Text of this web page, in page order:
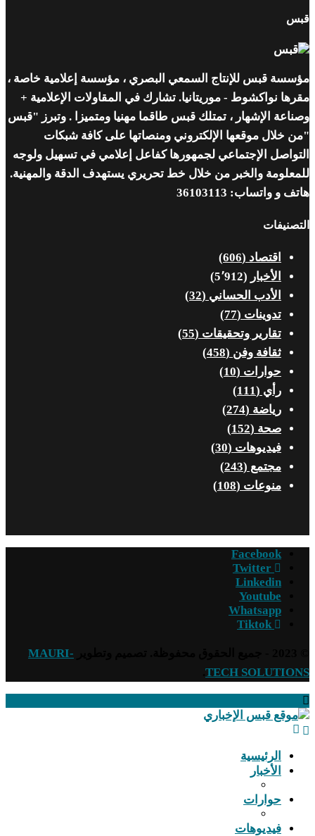
قبس
مؤسسة قبس للإنتاج السمعي البصري ، مؤسسة إعلامية خاصة ،
مقرها نواكشوط - موريتانيا. تشارك في المقاولات الإعلامية +
وصناعة الإشهار ، تمتلك قبس طاقما مهنيا ومتميزا . وتبرز "قبس
"من خلال موقعها الإلكتروني ومنصاتها على كافة شبكات
التواصل الإجتماعي لجمهورها كفاعل إعلامي في تسهيل ولوجه
للمعلومة والخبر من خلال خط تحريري يستهدف الدقة والمهنية.
هاتف و واتساب: 36103113
التصنيفات
اقتصاد (606)
الأخبار (5٬912)
الأدب الحساني (32)
تدوينات (77)
تقارير وتحقيقات (55)
ثقافة وفن (458)
حوارات (10)
رأي (111)
رياضة (274)
صحة (152)
فيديوهات (30)
مجتمع (243)
منوعات (108)
Facebook
Twitter
Linkedin
Youtube
Whatsapp
Tiktok
MAURI-
TECH SOLUTIONS
الرئيسية
الأخبار
حوارات
فيديوهات